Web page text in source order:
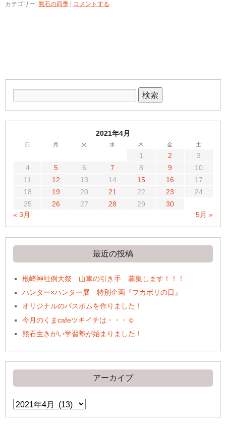
カテゴリー: 熊石の四季 コメントする
2021年4月
日 月 火 水 木 金 土
1 2
3
4
5 6 7 8 9
10
11
12 13 14 15 16
17
18
19 20 21 22 23
24
25
26 27 28 29
30
« 3月
5月 »
最近の投稿
根崎神社例大祭 山車の引き手 募集します！！！
ハンター×ハンター展 特別企画『フカボリの日』
オリジナルのバスボムを作りました！
今月のくまcafeツキイチは・・・☺
熊石生きがい学習塾が始まりました！
アーカイブ
ア
ー